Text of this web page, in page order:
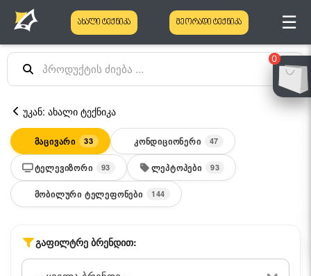
0
ახალი ტექნიკა მეორადი ტექნიკა ☰
უკან: ახალი ტექნიკა
ᲛᲐᲪᲘᲕᲐᲠᲘ 33 ᲙᲝᲜᲓᲘᲪᲘᲝᲜᲔᲠᲘ 47
ᲢᲔᲚᲔᲕᲘᲖᲝᲠᲘ 93 ᲚᲔᲞᲢᲝᲞᲔᲑᲘ 93
ᲛᲝᲑᲘᲚᲣᲠᲘ ᲢᲔᲚᲔᲤᲝᲜᲔᲑᲘ 144
ᲒᲐᲤᲘᲚᲢᲠᲔ ᲑᲠᲔᲜᲓᲘᲗ: